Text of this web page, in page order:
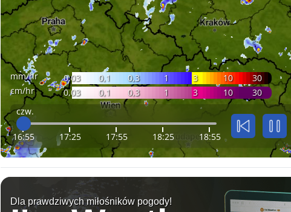
mm/hr 0,03 0,1 0,3 1 3 10
30
cm/hr
0,03 0,1 0,3 1 3 10
30
czw.
16:55 17:25 17:55 18:25 18:55
Dla prawdziwych miłośników pogody!